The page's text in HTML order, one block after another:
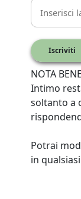
Iscriviti
NOTA
Intimo
soltanto a
Potrai
in